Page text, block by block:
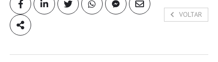
VOLTAR